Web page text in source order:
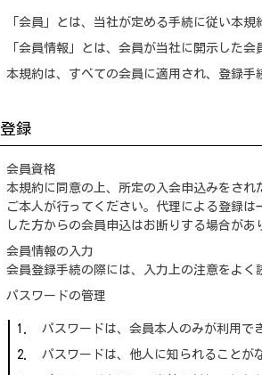
「会員」とは、当社が定める手続に従い本
「会員情報」とは、会員が当社に開示した
本規約は、すべての会員に適用され、登録手
登録
会員資格
本規約に同意の上、所定の入会申込みをさ
ご本人が行ってください。代理による登録
した方からの会員申込はお断りする場合があ
会員情報の入力
会員登録手続の際には、入力上の注意をよく
パスワードの管理
パスワードは、会員本人のみが利用で
パスワードは、他人に知られることが